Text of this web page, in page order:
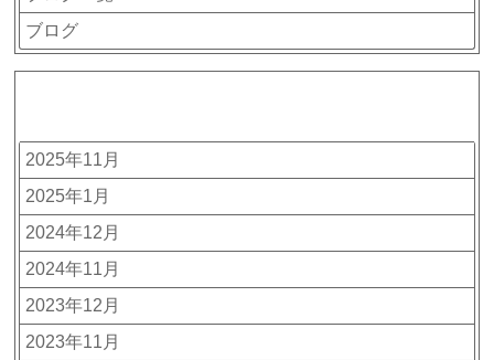
ブログ
2025年11月
2025年1月
2024年12月
2024年11月
2023年12月
2023年11月